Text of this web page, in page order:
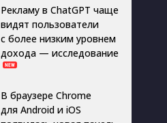
Рекламу в ChatGPT чаще
видят пользователи
с более низким уровнем
дохода — исследование
В браузере Chrome
для Android и iOS